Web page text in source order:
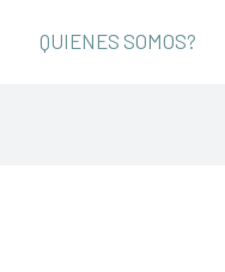
QUIENES SOMOS?